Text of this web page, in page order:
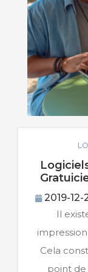
2019-12-
Il
Cela
point de